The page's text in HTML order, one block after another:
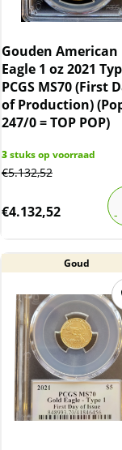
Gouden American
Eagle 1 oz 2021
PCGS MS70 (First
of Production)
247/0 = TOP POP)
3stuks op voorraad
€5.132,52
€4.132,52
Goud